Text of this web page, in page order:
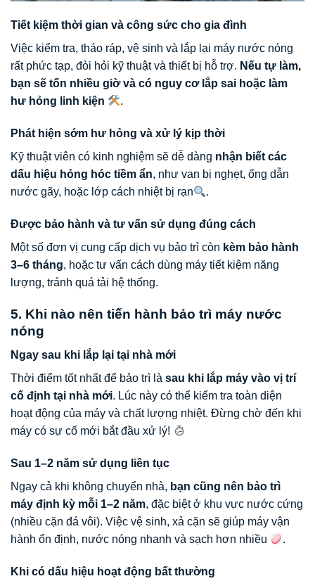
Tiết kiệm thời gian và công sức cho gia đình
Việc kiểm tra, tháo ráp, vệ sinh và lắp lại máy nước nóng
rất phức tạp, đòi hỏi kỹ thuật và thiết bị hỗ trợ. Nếu tự làm,
bạn sẽ tốn nhiều giờ và có nguy cơ lắp sai hoặc làm
hư hỏng linh kiện
.
Phát hiện sớm hư hỏng và xử lý kịp thời
Kỹ thuật viên có kinh nghiệm sẽ dễ dàng nhận biết các
dấu hiệu hỏng hóc tiềm ẩn, như van bị nghẹt, ống dẫn
nước gãy, hoặc lớp cách nhiệt bị rạn
.
Được bảo hành và tư vấn sử dụng đúng cách
Một số đơn vị cung cấp dịch vụ bảo trì còn kèm bảo hành
3–6 tháng, hoặc tư vấn cách dùng máy tiết kiệm năng
lượng, tránh quá tải hệ thống.
5. Khi nào nên tiến hành bảo trì máy nước
nóng
Ngay sau khi lắp lại tại nhà mới
Thời điểm tốt nhất để bảo trì là sau khi lắp máy vào vị trí
cố định tại nhà mới. Lúc này có thể kiểm tra toàn diện
hoạt động của máy và chất lượng nhiệt. Đừng chờ đến khi
máy có sự cố mới bắt đầu xử lý!
Sau 1–2 năm sử dụng liên tục
Ngay cả khi không chuyển nhà, bạn cũng nên bảo trì
máy định kỳ mỗi 1–2 năm, đặc biệt ở khu vực nước cứng
(nhiều cặn đá vôi). Việc vệ sinh, xả cặn sẽ giúp máy vận
hành ổn định, nước nóng nhanh và sạch hơn nhiều
.
Khi có dấu hiệu hoạt động bất thường